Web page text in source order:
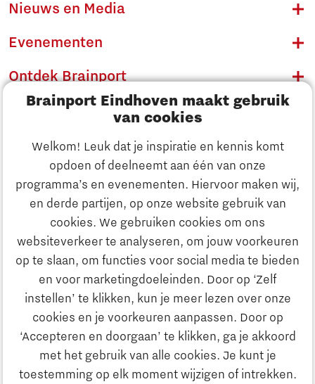
Brainport Eindhoven maakt gebruik
van cookies
Welkom! Leuk dat je inspiratie en kennis komt
opdoen of deelneemt aan één van onze
programma’s en evenementen. Hiervoor maken wij,
en derde partijen, op onze website gebruik van
cookies. We gebruiken cookies om ons
websiteverkeer te analyseren, om jouw voorkeuren
op te slaan, om functies voor social media te bieden
en voor marketingdoeleinden. Door op ‘Zelf
instellen’ te klikken, kun je meer lezen over onze
cookies en je voorkeuren aanpassen. Door op
‘Accepteren en doorgaan’ te klikken, ga je akkoord
met het gebruik van alle cookies. Je kunt je
toestemming op elk moment wijzigen of intrekken.
Ontdek Brainport
Innovatie
Ondernemen
Onderwijs
Nieuws en Media
Evenementen
Ontdek Brainport
Innovatie
Ondernemen
Onderwijs
Maatschappelijk
Strategie & Organisatie
Zoeken
Contact
Naar internationale website